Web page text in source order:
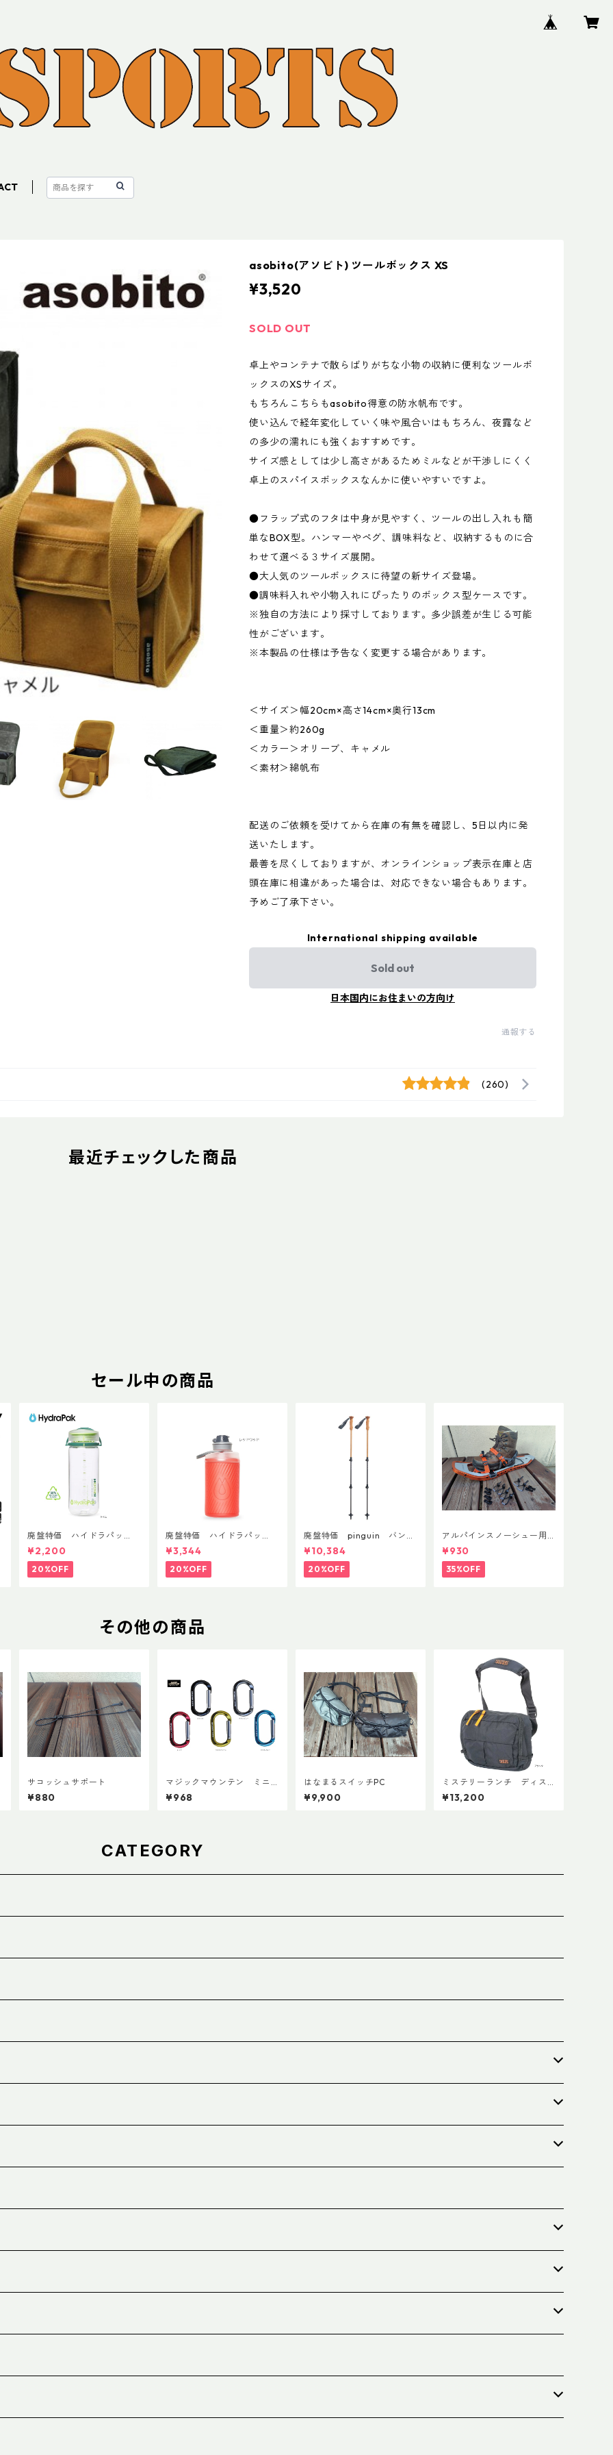
asobito(アソビト) ツールボックス XS
¥3,520
SOLD OUT
卓上やコンテナで散らばりがちな小物の収納に便利なツールボ
ックスのXSサイズ。
もちろんこちらもasobito得意の防水帆布です。
使い込んで経年変化していく味や風合いはもちろん、夜露など
の多少の濡れにも強くおすすめです。
サイズ感としては少し高さがあるためミルなどが干渉しにくく
卓上のスパイスボックスなんかに使いやすいですよ。
●フラップ式のフタは中身が見やすく、ツールの出し入れも簡
単なBOX型。ハンマーやペグ、調味料など、収納するものに合
わせて選べる３サイズ展開。
●大人気のツールボックスに待望の新サイズ登場。
●調味料入れや小物入れにぴったりのボックス型ケースです。
※独自の方法により採寸しております。多少誤差が生じる可能
性がございます。
※本製品の仕様は予告なく変更する場合があります。
＜サイズ＞幅20cm×高さ14cm×奥行13cm
＜重量＞約260g
＜カラー＞オリーブ、キャメル
＜素材＞綿帆布
配送のご依頼を受けてから在庫の有無を確認し、5日以内に発
送いたします。
最善を尽くしておりますが、オンラインショップ表示在庫と店
頭在庫に相違があった場合は、対応できない場合もあります。
予めご了承下さい。
International shipping available
Sold out
日本国内にお住まいの方向け
通報する
(260)
最近チェックした商品
セール中の商品
廃盤特価 ハイドラパッ
ク リーコン ツイスト＆シ
ップ 500ml
¥2,200
20%OFF
廃盤特価 ハイドラパッ
ク フラックス 750ml
¥3,344
20%OFF
廃盤特価 pinguin バンブ
ーFLフォーム(ペア)
¥10,384
20%OFF
アルパインスノーシュー用
ストラップキャッチ(ペア)
¥930
35%OFF
その他の商品
サコッシュサポート
¥880
マジックマウンテン ミニ
オーバルビナー
¥968
はなまるスイッチPC
¥9,900
ミステリーランチ ディス
トリクト８
¥13,200
CATEGORY